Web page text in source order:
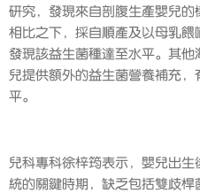
研究，發現來自剖腹生產嬰兒的
相比之下，採自順產及以母乳
發現該益生菌種達至水平。其
兒提供額外的益生菌營養補充
平。
兒科專科徐梓筠表示，嬰兒出
統的關鍵時期，缺乏包括雙歧